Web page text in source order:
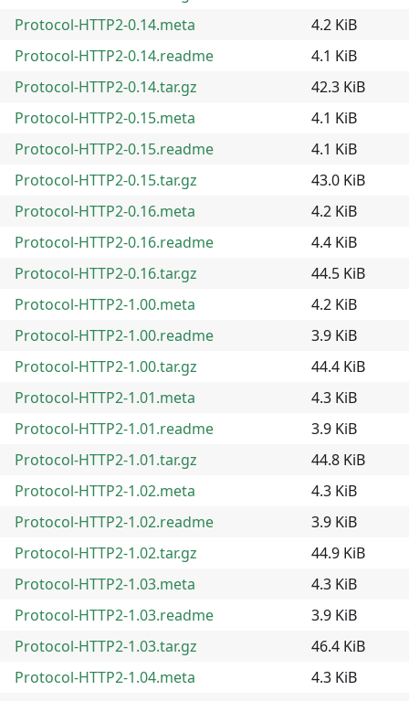
Protocol-HTTP2-0.14.meta
4.2 KiB
Protocol-HTTP2-0.14.readme
4.1 KiB
Protocol-HTTP2-0.14.tar.gz
42.3 KiB
Protocol-HTTP2-0.15.meta
4.1 KiB
Protocol-HTTP2-0.15.readme
4.1 KiB
Protocol-HTTP2-0.15.tar.gz
43.0 KiB
Protocol-HTTP2-0.16.meta
4.2 KiB
Protocol-HTTP2-0.16.readme
4.4 KiB
Protocol-HTTP2-0.16.tar.gz
44.5 KiB
Protocol-HTTP2-1.00.meta
4.2 KiB
Protocol-HTTP2-1.00.readme
3.9 KiB
Protocol-HTTP2-1.00.tar.gz
44.4 KiB
Protocol-HTTP2-1.01.meta
4.3 KiB
Protocol-HTTP2-1.01.readme
3.9 KiB
Protocol-HTTP2-1.01.tar.gz
44.8 KiB
Protocol-HTTP2-1.02.meta
4.3 KiB
Protocol-HTTP2-1.02.readme
3.9 KiB
Protocol-HTTP2-1.02.tar.gz
44.9 KiB
Protocol-HTTP2-1.03.meta
4.3 KiB
Protocol-HTTP2-1.03.readme
3.9 KiB
Protocol-HTTP2-1.03.tar.gz
46.4 KiB
Protocol-HTTP2-1.04.meta
4.3 KiB